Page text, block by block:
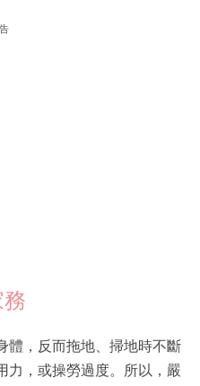
體，反而拖地、掃地時不斷
力，或操勞過度。所以，嚴